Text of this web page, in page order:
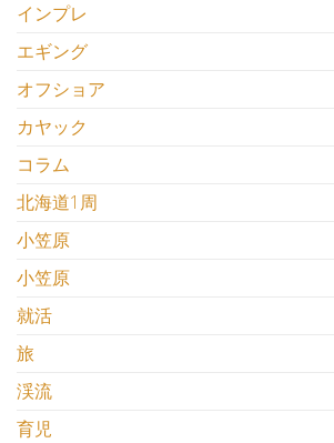
インプレ
エギング
オフショア
カヤック
コラム
北海道1周
小笠原
小笠原
就活
旅
渓流
育児